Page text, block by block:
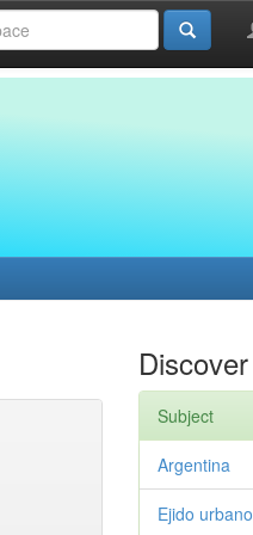
Discover
Subject
Argentina
Ejido urbano